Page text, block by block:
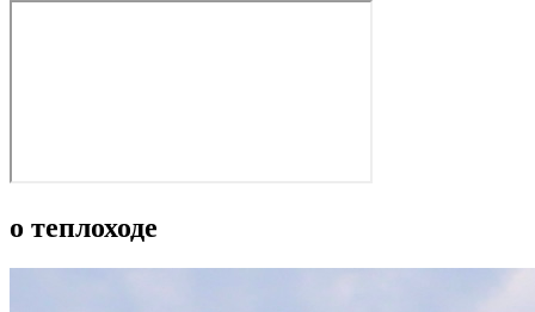
о теплоходе